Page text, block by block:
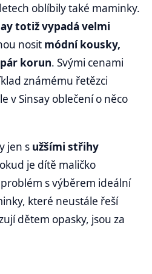
oblíbily také maminky.
totiž vypadá velmi
nosit módní kousky,
korun. Svými cenami
známému řetězci
v Sinsay oblečení o něco
jen s užšími střihy
je dítě maličko
s výběrem ideální
které neustále řeší
dětem opasky, jsou za